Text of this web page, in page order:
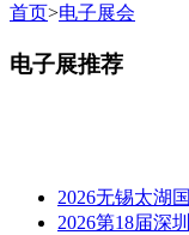
首页>电子展会
电子展推荐
2026无锡太湖
2026第18届深